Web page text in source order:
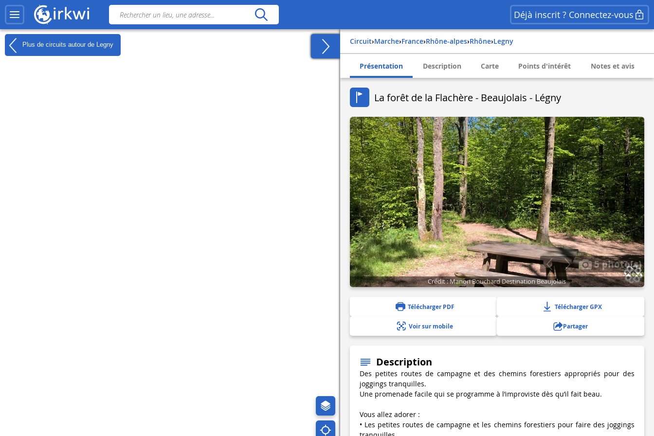
Déjà inscrit ? Connectez-vous
Plus de circuits autour de Legny Circuit› Marche› france› rhône-alpes› rhône› legny
Présentation Description Carte Points d'intérêt Notes et avis
La forêt de la Flachère - Beaujolais - Légny
5 photo(s)
Crédit : Manon Bouchard Destination Beaujolais
Télécharger PDF Télécharger GPX
Voir sur mobile Partager
Description
Des petites routes de campagne et des chemins forestiers appropriés pour des
joggings tranquilles.
Une promenade facile qui se programme à l’improviste dès qu’il fait beau.
Vous allez adorer :
• Les petites routes de campagne et les chemins forestiers pour faire des joggings